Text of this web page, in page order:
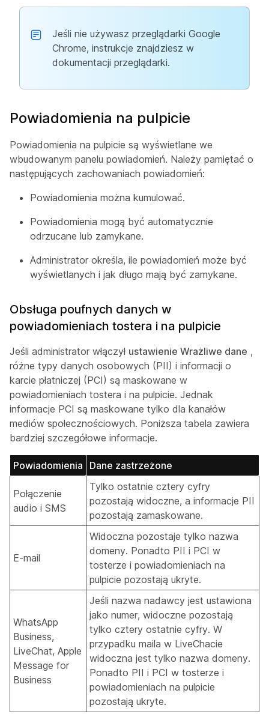
Jeśli nie używasz przeglądarki Google
Chrome, instrukcje znajdziesz w
dokumentacji przeglądarki.
Powiadomienia na pulpicie
Powiadomienia na pulpicie są wyświetlane we
wbudowanym panelu powiadomień. Należy pamiętać o
następujących zachowaniach powiadomień:
Powiadomienia można kumulować.
Powiadomienia mogą być automatycznie
odrzucane lub zamykane.
Administrator określa, ile powiadomień może być
wyświetlanych i jak długo mają być zamykane.
Obsługa poufnych danych w
powiadomieniach tostera i na pulpicie
Jeśli administrator włączył ustawienie Wrażliwe dane ,
różne typy danych osobowych (PII) i informacji o
karcie płatniczej (PCI) są maskowane w
powiadomieniach tostera i na pulpicie. Jednak
informacje PCI są maskowane tylko dla kanałów
mediów społecznościowych. Poniższa tabela zawiera
bardziej szczegółowe informacje.
Powiadomienia Dane zastrzeżone
Połączenie
audio i SMS
Tylko ostatnie cztery cyfry
pozostają widoczne, a informacje PII
pozostają zamaskowane.
E-mail
Widoczna pozostaje tylko nazwa
domeny. Ponadto PII i PCI w
tosterze i powiadomieniach na
pulpicie pozostają ukryte.
WhatsApp
Business,
LiveChat, Apple
Message for
Business
Jeśli nazwa nadawcy jest ustawiona
jako numer, widoczne pozostają
tylko cztery ostatnie cyfry. W
przypadku maila w LiveChacie
widoczna jest tylko nazwa domeny.
Ponadto PII i PCI w tosterze i
powiadomieniach na pulpicie
pozostają ukryte.